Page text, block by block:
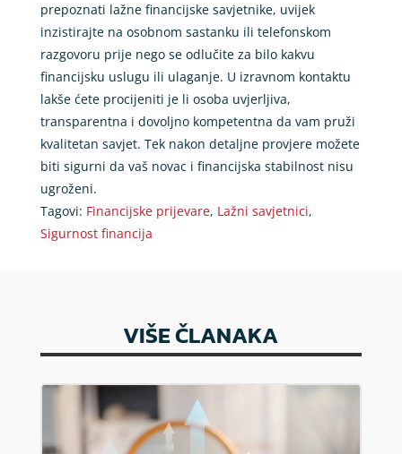
prepoznati lažne financijske savjetnike, uvijek
inzistirajte na osobnom sastanku ili telefonskom
razgovoru prije nego se odlučite za bilo kakvu
financijsku uslugu ili ulaganje. U izravnom kontaktu
lakše ćete procijeniti je li osoba uvjerljiva,
transparentna i dovoljno kompetentna da vam pruži
kvalitetan savjet. Tek nakon detaljne provjere možete
biti sigurni da vaš novac i financijska stabilnost nisu
ugroženi.
Tagovi: Financijske prijevare, Lažni savjetnici,
Sigurnost financija
VIŠE ČLANAKA